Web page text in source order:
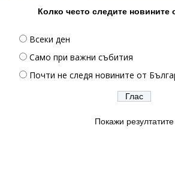
Колко често следите новините
Всеки ден
Само при важни събития
Почти не следя новините от
Покажи резултатите